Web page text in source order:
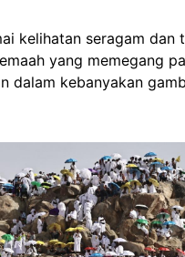
kelihatan seragam dan
yang memegang
dalam kebanyakan